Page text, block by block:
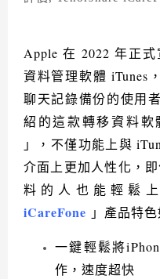
Apple 在 2022 年正
資料管理軟體 iTunes
聊天記錄備份的使用
紹的這款轉移資料
」，不僅功能上與
介面上更加人性化，
料的人也能輕鬆
iCareFone 」產品特色
一鍵輕鬆將
作，速度超快